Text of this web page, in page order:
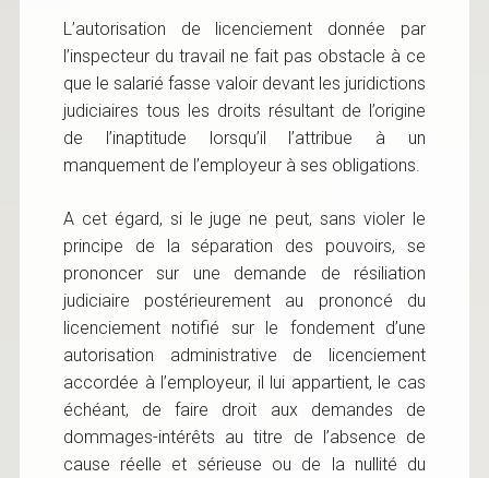
L’autorisation de licenciement donnée par
l’inspecteur du travail ne fait pas obstacle à ce
que le salarié fasse valoir devant les juridictions
judiciaires tous les droits résultant de l’origine
de l’inaptitude lorsqu’il l’attribue à un
manquement de l’employeur à ses obligations.
A cet égard, si le juge ne peut, sans violer le
principe de la séparation des pouvoirs, se
prononcer sur une demande de résiliation
judiciaire postérieurement au prononcé du
licenciement notifié sur le fondement d’une
autorisation administrative de licenciement
accordée à l’employeur, il lui appartient, le cas
échéant, de faire droit aux demandes de
dommages-intérêts au titre de l’absence de
cause réelle et sérieuse ou de la nullité du